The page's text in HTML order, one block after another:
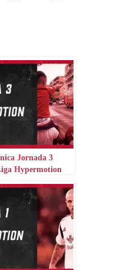
Jornada 3
Hypermotion